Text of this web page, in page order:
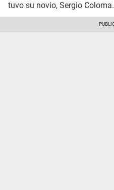
tuvo su novio, Sergio Coloma.